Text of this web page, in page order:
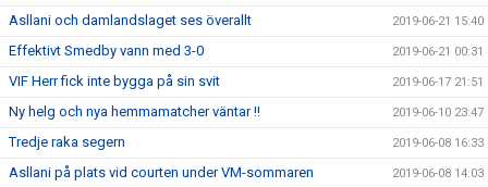
Asllani och damlandslaget ses överallt 2019-06-21 15:40
Effektivt Smedby vann med 3-0 2019-06-21 00:31
VIF Herr fick inte bygga på sin svit 2019-06-17 21:51
Ny helg och nya hemmamatcher väntar !! 2019-06-10 23:47
Tredje raka segern 2019-06-08 16:33
Asllani på plats vid courten under VM-sommaren 2019-06-08 14:03